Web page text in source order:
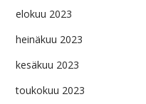
elokuu 2023
heinäkuu 2023
kesäkuu 2023
toukokuu 2023